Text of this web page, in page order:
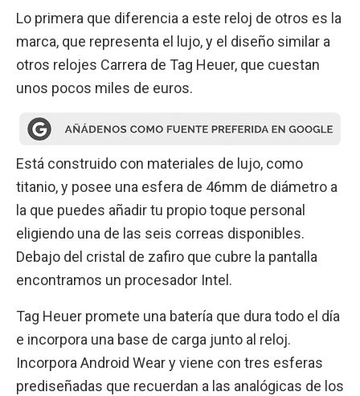
Lo primera que diferencia a este reloj de otros es la
marca, que representa el lujo, y el diseño similar a
otros relojes Carrera de Tag Heuer, que cuestan
unos pocos miles de euros.
Está construido con materiales de lujo, como
titanio, y posee una esfera de 46mm de diámetro a
la que puedes añadir tu propio toque personal
eligiendo una de las seis correas disponibles.
Debajo del cristal de zafiro que cubre la pantalla
encontramos un procesador Intel.
Tag Heuer promete una batería que dura todo el día
e incorpora una base de carga junto al reloj.
Incorpora Android Wear y viene con tres esferas
prediseñadas que recuerdan a las analógicas de los